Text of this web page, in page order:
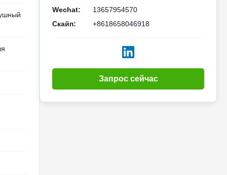
Wechat:
13657954570
Скайп:
+8618658046918
Запрос сейчас